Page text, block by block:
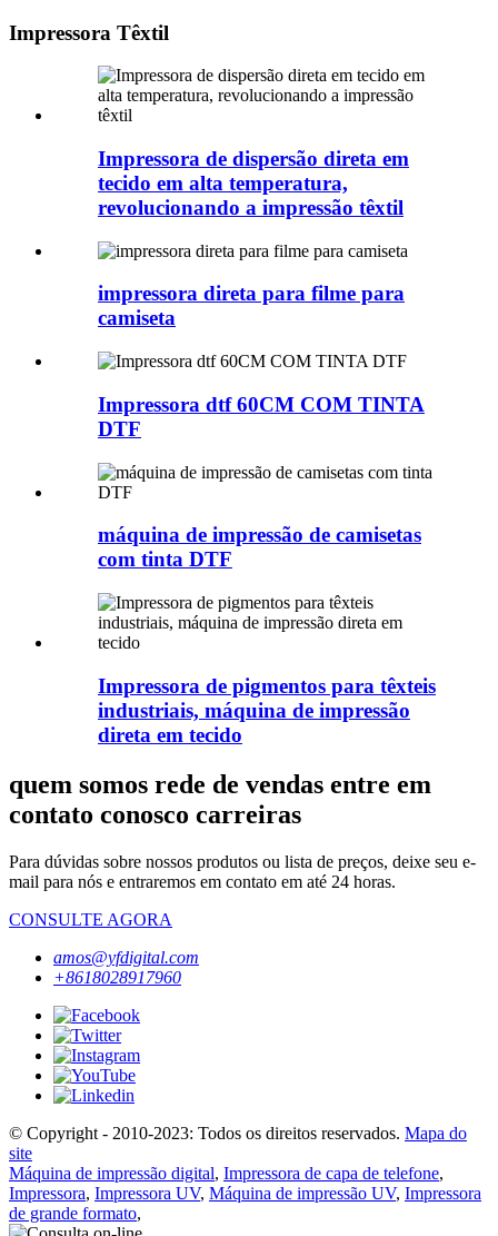
Impressora Têxtil
Impressora de dispersão direta em
tecido em alta temperatura,
revolucionando a impressão têxtil
impressora direta para filme para
camiseta
Impressora dtf 60CM COM TINTA
DTF
máquina de impressão de camisetas
com tinta DTF
Impressora de pigmentos para têxteis
industriais, máquina de impressão
direta em tecido
quem somos rede de vendas entre em
contato conosco carreiras
Para dúvidas sobre nossos produtos ou lista de preços, deixe seu e-
mail para nós e entraremos em contato em até 24 horas.
CONSULTE AGORA
amos@yfdigital.com
+8618028917960
© Copyright - 2010-2023: Todos os direitos reservados. Mapa do
site
Máquina de impressão digital, Impressora de capa de telefone,
Impressora, Impressora UV, Máquina de impressão UV, Impressora
de grande formato,